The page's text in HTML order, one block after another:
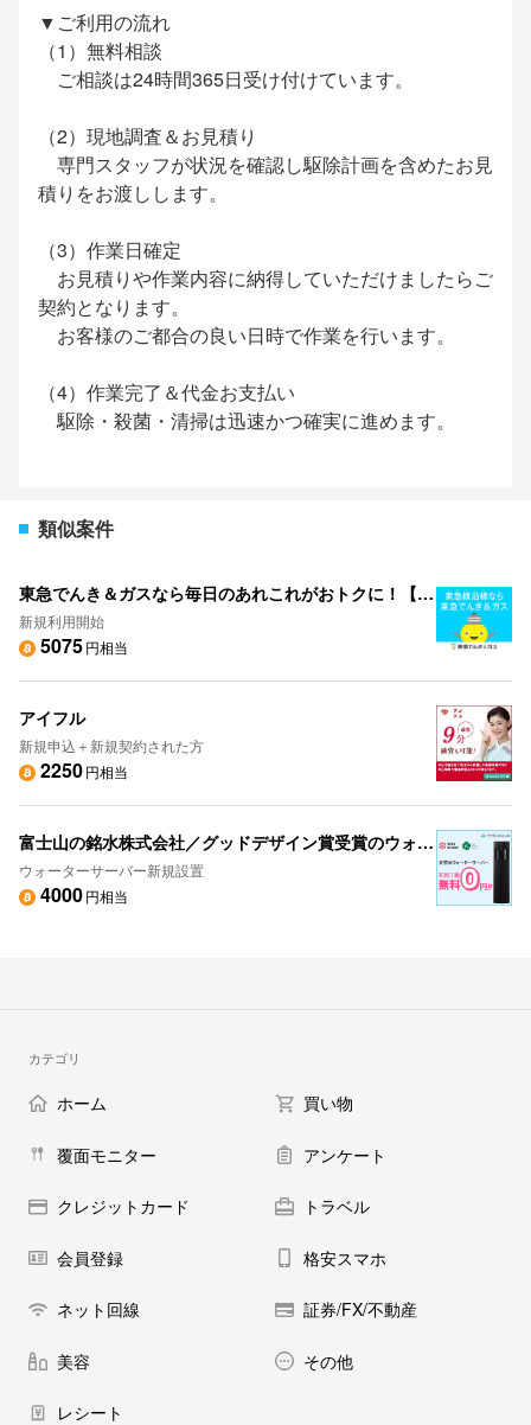
▼ご利用の流れ
（1）無料相談
ご相談は24時間365日受け付けています。
（2）現地調査＆お見積り
専門スタッフが状況を確認し駆除計画を含めたお見
積りをお渡しします。
（3）作業日確定
お見積りや作業内容に納得していただけましたらご
契約となります。
お客様のご都合の良い日時で作業を行います。
（4）作業完了＆代金お支払い
駆除・殺菌・清掃は迅速かつ確実に進めます。
類似案件
東急でんき＆ガスなら毎日のあれこれがおトクに！【東急でんき＆ガス】
新規利用開始
5075円相当
アイフル
新規申込＋新規契約された方
2250円相当
富士山の銘水株式会社／グッドデザイン賞受賞のウォーターサーバー「フレシャス」
ウォーターサーバー新規設置
4000円相当
カテゴリ
ホーム 買い物
覆面モニター アンケート
クレジットカード トラベル
会員登録 格安スマホ
ネット回線 証券/FX/不動産
美容 その他
レシート